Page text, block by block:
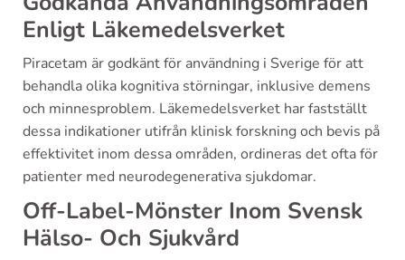
Enligt Läkemedelsverket
Piracetam är godkänt för användning i Sverige för att
behandla olika kognitiva störningar, inklusive demens
och minnesproblem. Läkemedelsverket har fastställt
dessa indikationer utifrån klinisk forskning och bevis på
effektivitet inom dessa områden, ordineras det ofta för
patienter med neurodegenerativa sjukdomar.
Off-Label-Mönster Inom Svensk
Hälso- Och Sjukvård